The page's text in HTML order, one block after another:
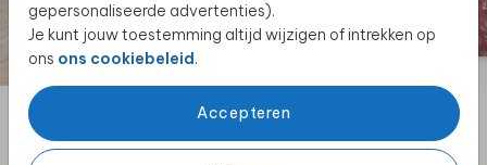
gepersonaliseerde advertenties).
Je kunt jouw toestemming altijd wijzigen of intrekken op
ons ons cookiebeleid.
Accepteren